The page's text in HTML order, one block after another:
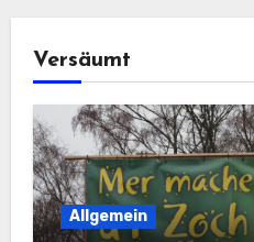
Versäumt
Allgemein